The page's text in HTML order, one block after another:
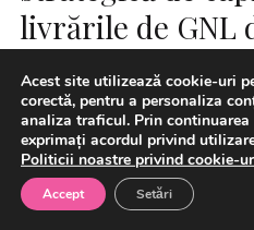
livrările de GNL
România și
Acest site utilizează cookie-uri
corectă, pentru a personaliza
analiza traficul. Prin
exprimați acordul privind
Politicii noastre privind cookie-
Accept Setări